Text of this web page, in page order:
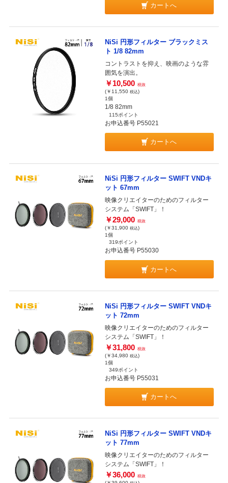
カートへ
NiSi 円形フィルター ブラックミス
ト 1/8 82mm
コントラストを抑え、映画のような雰
囲気を演出。
￥10,500 税抜
(￥11,550 税込)
1個
1/8 82mm
115ポイント
お申込番号 P55021
カートへ
NiSi 円形フィルター SWIFT VNDキ
ット 67mm
映像クリエイターのためのフィルター
システム「SWIFT」！
￥29,000 税抜
(￥31,900 税込)
1個
319ポイント
お申込番号 P55030
カートへ
NiSi 円形フィルター SWIFT VNDキ
ット 72mm
映像クリエイターのためのフィルター
システム「SWIFT」！
￥31,800 税抜
(￥34,980 税込)
1個
349ポイント
お申込番号 P55031
カートへ
NiSi 円形フィルター SWIFT VNDキ
ット 77mm
映像クリエイターのためのフィルター
システム「SWIFT」！
￥36,000 税抜